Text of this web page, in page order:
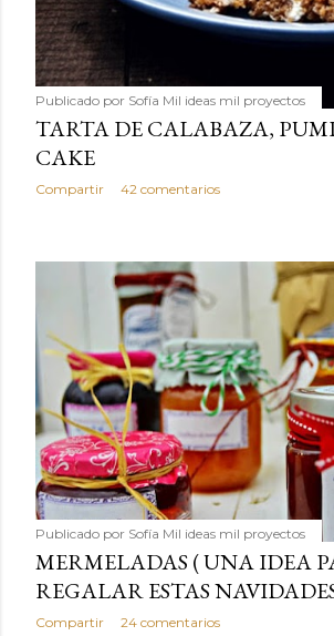
Publicado por Sofía Mil ideas mil proyectos
TARTA DE CALABAZA,
CAKE
Compartir 42 comentarios
Publicado por Sofía Mil ideas mil proyectos
MERMELADAS ( UNA IDEA
REGALAR ESTAS
Compartir 24 comentarios